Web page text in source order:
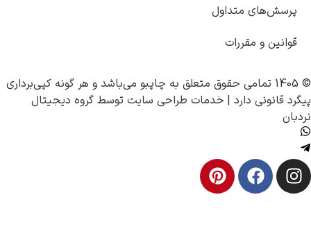
چاپبومی‌باشد و هر گونه کپی‌برداری
|خدمات طراحی سایت توسطگروه دیجیتال